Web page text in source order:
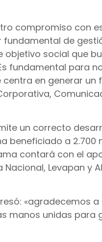
compromiso con
de
objetivo social que
fundamental para
en generar un
un correcto
beneficiado a 2.700
contará con el
Levapan y
«agradecemos
manos unidas para